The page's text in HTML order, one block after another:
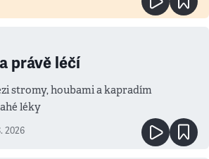
právě léčí
stromy, houbami a kapradím
léky
2026